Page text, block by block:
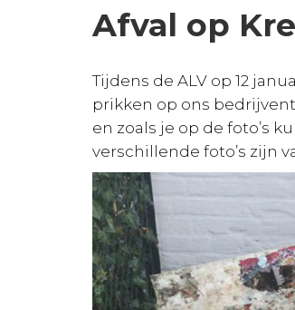
Afval op
Tijdens de ALV op 12
prikken op ons
en zoals je op de foto’s
verschillende foto’s zijn